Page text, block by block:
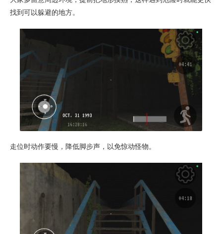
找到可以躲避的地方。
走位时动作要慢，降低脚步声，以免惊动怪物。